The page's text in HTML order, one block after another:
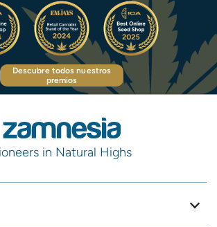
Descubre todos nuestros
premios
in Natural Highs